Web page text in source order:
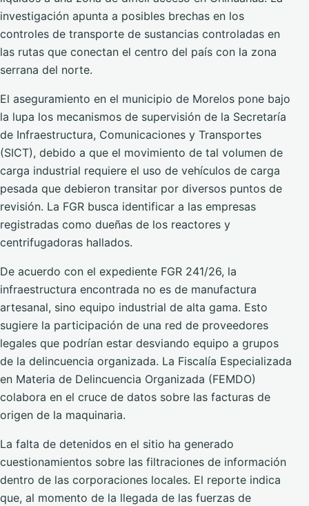
investigación apunta a posibles brechas en los
controles de transporte de sustancias controladas en
las rutas que conectan el centro del país con la zona
serrana del norte.
El aseguramiento en el municipio de Morelos pone bajo
la lupa los mecanismos de supervisión de la Secretaría
de Infraestructura, Comunicaciones y Transportes
(SICT), debido a que el movimiento de tal volumen de
carga industrial requiere el uso de vehículos de carga
pesada que debieron transitar por diversos puntos de
revisión. La FGR busca identificar a las empresas
registradas como dueñas de los reactores y
centrifugadoras hallados.
De acuerdo con el expediente FGR 241/26, la
infraestructura encontrada no es de manufactura
artesanal, sino equipo industrial de alta gama. Esto
sugiere la participación de una red de proveedores
legales que podrían estar desviando equipo a grupos
de la delincuencia organizada. La Fiscalía Especializada
en Materia de Delincuencia Organizada (FEMDO)
colabora en el cruce de datos sobre las facturas de
origen de la maquinaria.
La falta de detenidos en el sitio ha generado
cuestionamientos sobre las filtraciones de información
dentro de las corporaciones locales. El reporte indica
que, al momento de la llegada de las fuerzas de